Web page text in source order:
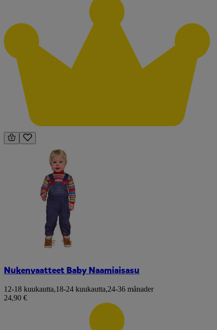
Nukenvaatteet Baby Naamiaisasu
12-18 kuukautta,18-24 kuukautta,24-36 månader
24,90 €